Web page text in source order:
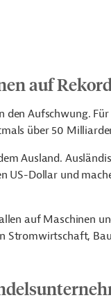
auf
Aufschwung.
über 50
Ausland.
US-Dollar und
auf Maschinen
Stromwirtschaft,